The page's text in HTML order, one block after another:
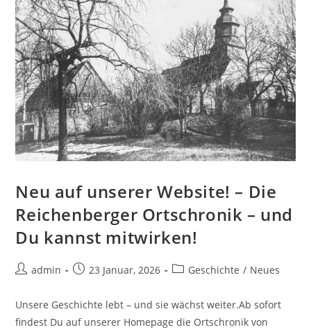
Neu auf unserer Website! – Die
Reichenberger Ortschronik – und
Du kannst mitwirken!
Beitrags-
admin
Beitrag23 Januar, 2026
Beitrags-
Geschichte / Neues
Unsere Geschichte lebt – und sie wächst weiter.Ab sofort
findest Du auf unserer Homepage die Ortschronik von